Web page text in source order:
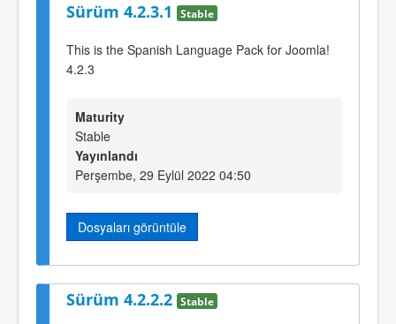
Sürüm 4.2.3.1 Stable
This is the Spanish Language Pack for Joomla!
4.2.3
Maturity
Stable
Yayınlandı
Perşembe, 29 Eylül 2022 04:50
Dosyaları görüntüle
Sürüm 4.2.2.2 Stable